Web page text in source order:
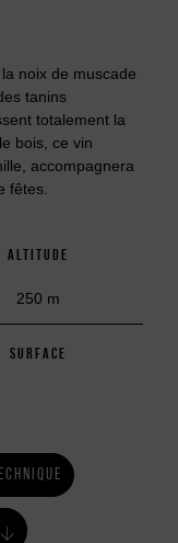
noix de muscade
tanins
totalement la
bois, ce vin
accompagnera
fêtes.
ALTITUDE
250 m
SURFACE